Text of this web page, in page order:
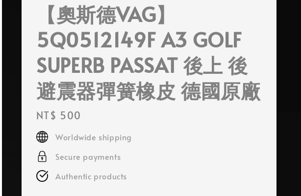
【奧斯德VAG】
5Q0512149F A3 GOLF
SUPERB PASSAT 後上 後
避震器彈簧橡皮 德國原廠
Regular
price
NT$ 500
Worldwide shipping
Secure payments
Authentic products